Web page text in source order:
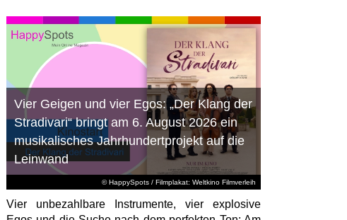
© HappySpots / Filmplakat: Weltkino Filmverleih
Vier Geigen und vier Egos: „Der Klang der
Stradivari“ bringt am 6. August 2026 ein
musikalisches Jahrhundertprojekt auf die
Leinwand
Vier unbezahlbare Instrumente, vier explosive